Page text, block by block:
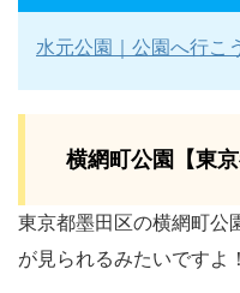
水元公園｜公園へ行こ
横網町公園【東京
東京都墨田区の横網町公
が見られるみたいですよ！